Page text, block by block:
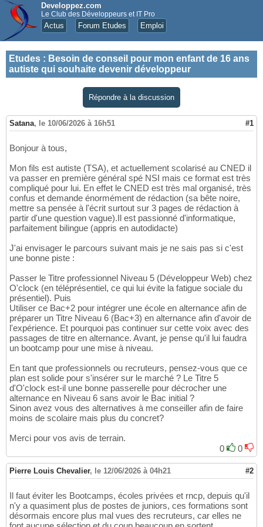
Developpez.com
Le Club des Développeurs et IT Pro
Actus Forum Etudes Emploi
Etudes : Besoin de conseil pour mon enfant de 16 ans
autiste qui souhaite devenir développeur
Répondre à la discussion
Satana, le 10/06/2026 à 16h51 #1
Bonjour à tous,
Mon fils est autiste (TSA), et actuellement scolarisé au CNED il
va passer en première général spé NSI mais ce format est très
compliqué pour lui. En effet le CNED est très mal organisé, très
confus et demande énormément de rédaction (sa bête noire,
mettre sa pensée à l'écrit surtout sur 3 pages de rédaction à
partir d'une question vague).Il est passionné d'informatique,
parfaitement bilingue (appris en autodidacte)
J'ai envisager le parcours suivant mais je ne sais pas si c'est
une bonne piste :
Passer le Titre professionnel Niveau 5 (Développeur Web) chez
O'clock (en téléprésentiel, ce qui lui évite la fatigue sociale du
présentiel). Puis
Utiliser ce Bac+2 pour intégrer une école en alternance afin de
préparer un Titre Niveau 6 (Bac+3) en alternance afin d'avoir de
l'expérience. Et pourquoi pas continuer sur cette voix avec des
passages de titre en alternance. Avant, je pense qu'il lui faudra
un bootcamp pour une mise à niveau.
En tant que professionnels ou recruteurs, pensez-vous que ce
plan est solide pour s'insérer sur le marché ? Le Titre 5
d'O'clock est-il une bonne passerelle pour décrocher une
alternance en Niveau 6 sans avoir le Bac initial ?
Sinon avez vous des alternatives à me conseiller afin de faire
moins de scolaire mais plus du concret?
Merci pour vos avis de terrain.
0
0
Pierre Louis Chevalier, le 12/06/2026 à 04h21 #2
Il faut éviter les Bootcamps, écoles privées et rncp, depuis qu'il
n'y a quasiment plus de postes de juniors, ces formations sont
désormais encore plus mal vues des recruteurs, car elles ne